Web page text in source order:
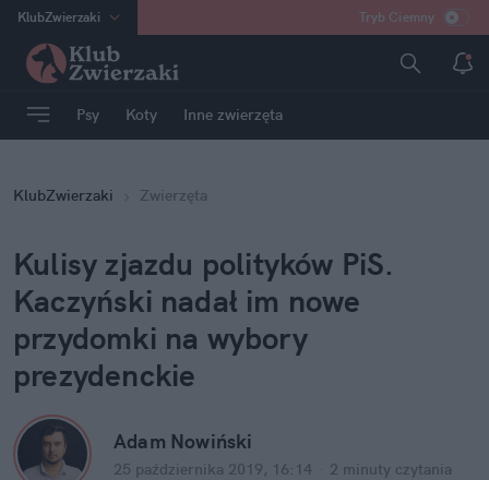
KlubZwierzaki
na:Temat
INN:Poland
ASZ:dziennik
dad :HERO
Tryb Ciemny
Psy Koty Inne zwierzęta
KlubZwierzaki Zwierzęta
Kulisy zjazdu polityków PiS.
Kaczyński nadał im nowe
przydomki na wybory
prezydenckie
Adam Nowiński
25 października 2019, 16:14 2 minuty czytania